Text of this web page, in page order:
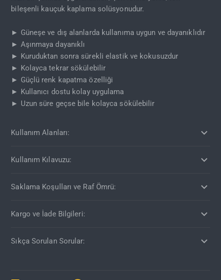
bileşenli kauçuk kaplama solüsyonudur.
► Güneşe ve dış alanlarda kullanıma uygun ve dayanıklıdır
► Aşınmaya dayanıklı
► Kuruduktan sonra sürekli elastik ve kokusuzdur
► Kolayca tekrar sökülebilir
► Güçlü renk kapatma özelliği
► Kullanıcı dostu kolay uygulama
► Uzun süre geçse bile kolayca sökülebilir
Kullanım Alanları:
Kullanım Kılavuzu:
Saklama Koşulları ve Raf Ömrü:
Kargo ve İade Bilgileri:
Sıkça Sorulan Sorular: